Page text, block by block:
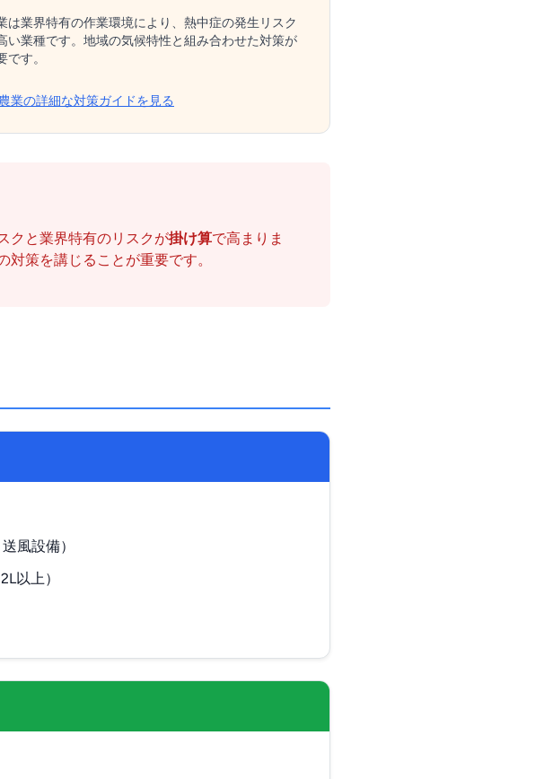
は業界特有の作業環境により、熱中症の発生リスク
い業種です。地域の気候特性と組み合わせた対策が
です。
業の詳細な対策ガイドを見る
クと業界特有のリスクが掛け算で高まりま
策を講じることが重要です。
風設備）
以上）